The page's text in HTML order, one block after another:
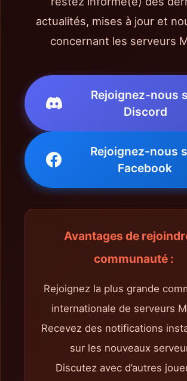
actualités, mises à jour et
concernant les serveurs
Rejoignez-nous
Discord
Rejoignez-nous
Facebook
Avantages de
communauté :
Rejoignez la plus grande
internationale de serveurs
Recevez des notifications
sur les nouveaux
Discutez avec d’autres